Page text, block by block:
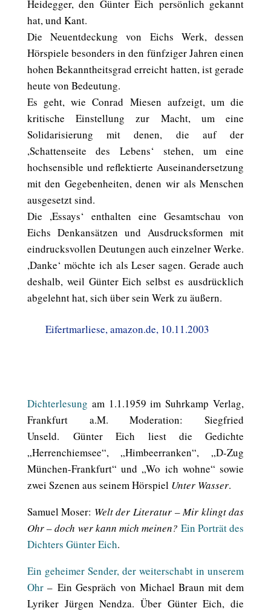
Heidegger, den Günter Eich persönlich gekannt
hat, und Kant.
Die Neuentdeckung von Eichs Werk, dessen
Hörspiele besonders in den fünfziger Jahren einen
hohen Bekanntheitsgrad erreicht hatten, ist gerade
heute von Bedeutung.
Es geht, wie Conrad Miesen aufzeigt, um die
kritische Einstellung zur Macht, um eine
Solidarisierung mit denen, die auf der
,Schattenseite des Lebens‘ stehen, um eine
hochsensible und reflektierte Auseinandersetzung
mit den Gegebenheiten, denen wir als Menschen
ausgesetzt sind.
Die ,Essays‘ enthalten eine Gesamtschau von
Eichs Denkansätzen und Ausdrucksformen mit
eindrucksvollen Deutungen auch einzelner Werke.
,Danke‘ möchte ich als Leser sagen. Gerade auch
deshalb, weil Günter Eich selbst es ausdrücklich
abgelehnt hat, sich über sein Werk zu äußern.
Eifertmarliese, amazon.de, 10.11.2003
Dichterlesung am 1.1.1959 im Suhrkamp Verlag,
Frankfurt a.M. Moderation: Siegfried
Unseld. Günter Eich liest die Gedichte
„Herrenchiemsee“, „Himbeerranken“, „D-Zug
München-Frankfurt“ und „Wo ich wohne“ sowie
zwei Szenen aus seinem Hörspiel Unter Wasser.
Samuel Moser: Welt der Literatur – Mir klingt das
Ohr – doch wer kann mich meinen? Ein Porträt des
Dichters Günter Eich.
Ein geheimer Sender, der weiterschabt in unserem
Ohr–Ein Gespräch von Michael Braun mit dem
Lyriker Jürgen Nendza. Über Günter Eich,die